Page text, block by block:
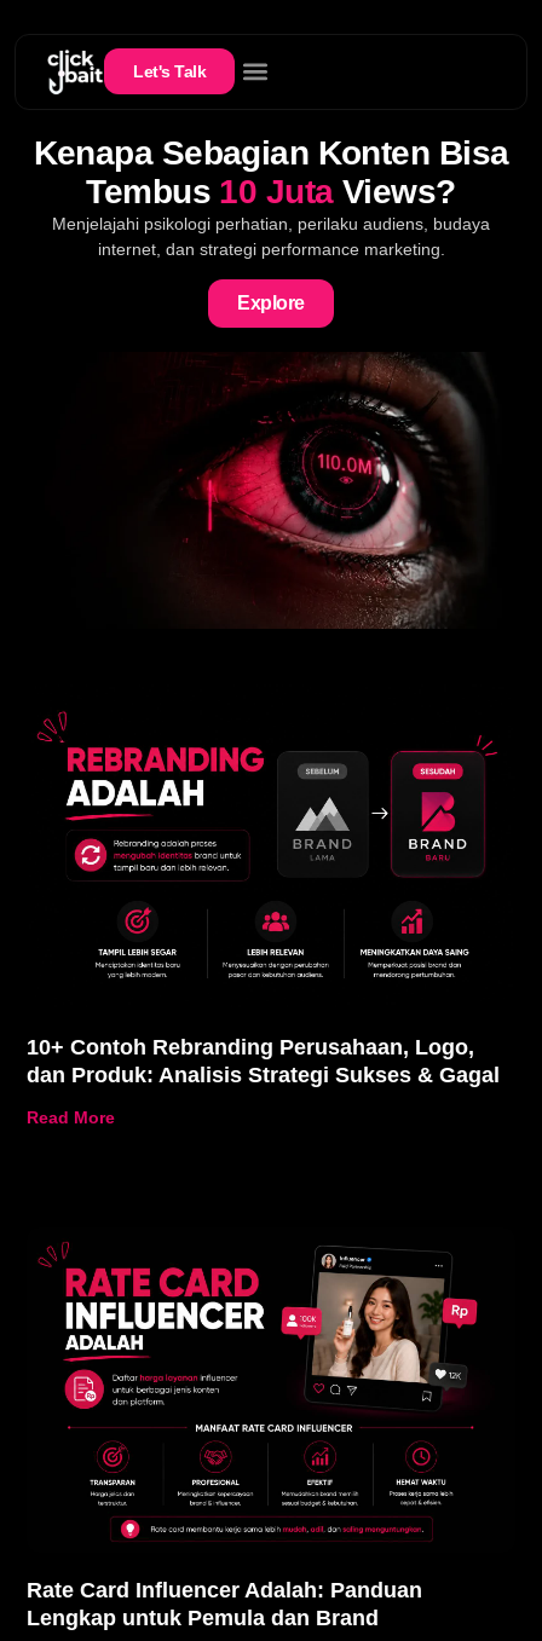
Let's Talk
Kenapa Sebagian Konten Bisa
Tembus 10 JutaViews?
Menjelajahi psikologi perhatian, perilaku audiens, budaya
internet, dan strategi performance marketing.
Explore
10+ Contoh Rebranding Perusahaan, Logo,
dan Produk: Analisis Strategi Sukses & Gagal
Read More
Rate Card Influencer Adalah: Panduan
Lengkap untuk Pemula dan Brand